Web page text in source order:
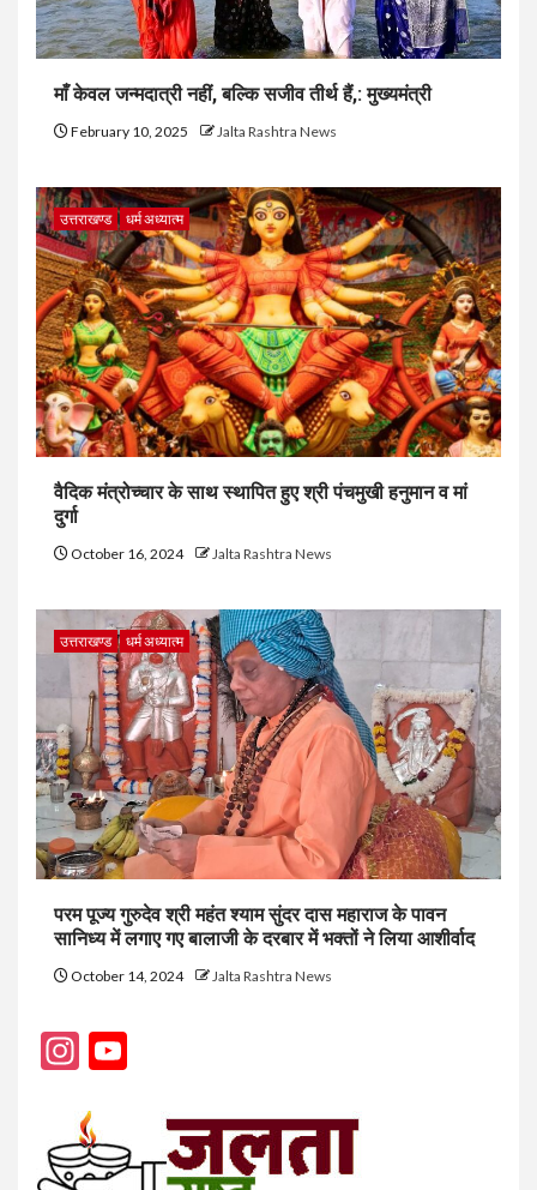
माँ केवल जन्मदात्री नहीं, बल्कि सजीव तीर्थ हैं,: मुख्यमंत्री
February 10, 2025 Jalta Rashtra News
उत्तराखण्ड धर्म अध्यात्म
वैदिक मंत्रोच्चार के साथ स्थापित हुए श्री पंचमुखी हनुमान व मां
दुर्गा
October 16, 2024 Jalta Rashtra News
उत्तराखण्ड धर्म अध्यात्म
परम पूज्य गुरुदेव श्री महंत श्याम सुंदर दास महाराज के पावन
सानिध्य में लगाए गए बालाजी के दरबार में भक्तों ने लिया आशीर्वाद
October 14, 2024 Jalta Rashtra News
Instagram